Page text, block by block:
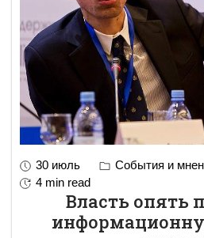
30 июль События и
4 min read
Власть опять